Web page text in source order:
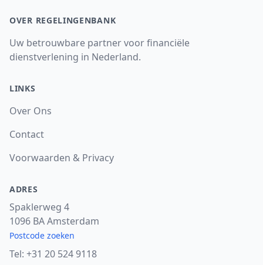
OVER REGELINGENBANK
Uw betrouwbare partner voor financiële
dienstverlening in Nederland.
LINKS
Over Ons
Contact
Voorwaarden & Privacy
ADRES
Spaklerweg 4
1096 BA Amsterdam
Postcode zoeken
Tel: +31 20 524 9118